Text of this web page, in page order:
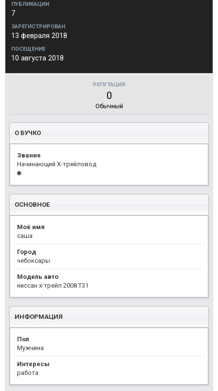
ПУБЛИКАЦИИ
7
ЗАРЕГИСТРИРОВАН
13 февраля 2018
ПОСЕЩЕНИЕ
10 августа 2018
РЕПУТАЦИЯ
0
Обычный
О БУЧКО
Звание
Начинающий Х-трейловод
ОСНОВНОЕ
Моё имя
саша
Город
чебоксары
Модель авто
ниссан х-трейл 2008 T31
ИНФОРМАЦИЯ
Пол
Мужчина
Интересы
работа